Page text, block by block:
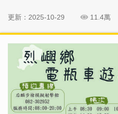
更新：2025-10-29 11.4萬